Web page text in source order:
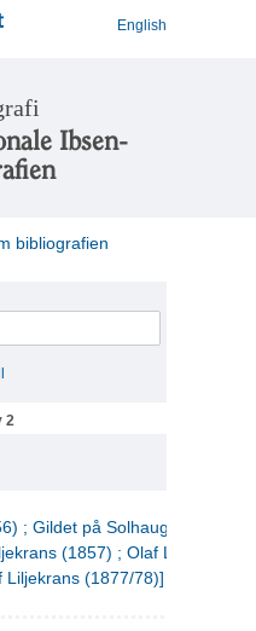
English
Ibsen-
bibliografien
2
; Gildet på Solhaug (1883) ;
(1857) ; Olaf Liljekrans
(1877/78)]